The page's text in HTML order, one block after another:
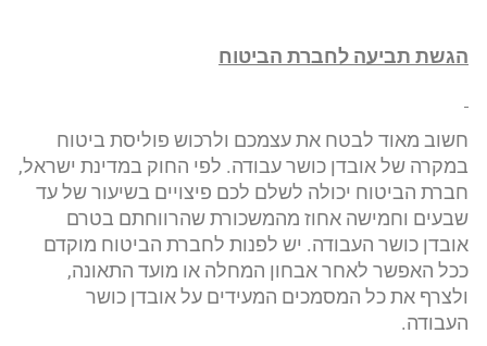
הגשת תביעה לחברת הביטוח
חשוב מאוד לבטח את עצמכם ולרכוש פוליסת ביטוח
במקרה של אובדן כושר עבודה. לפי החוק במדינת ישראל,
חברת הביטוח יכולה לשלם לכם פיצויים בשיעור של עד
שבעים וחמישה אחוז מהמשכורת שהרווחתם בטרם
אובדן כושר העבודה. יש לפנות לחברת הביטוח מוקדם
ככל האפשר לאחר אבחון המחלה או מועד התאונה,
ולצרף את כל המסמכים המעידים על אובדן כושר
העבודה.